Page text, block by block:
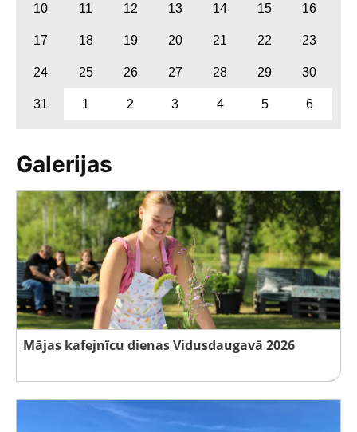
10 11 12 13 14 15 16
17 18 19 20 21 22 23
24 25 26 27 28 29 30
31 1 2 3 4 5 6
Galerijas
Mājas kafejnīcu dienas Vidusdaugavā 2026